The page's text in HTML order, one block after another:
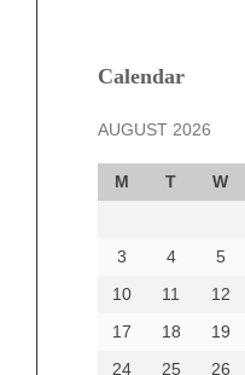
Calendar
AUGUST 2026
M T W
3
4 5
10
11 12
17
18 19
24
25 26
December 2024
October 2024
September 2024
August 2024
June 2024